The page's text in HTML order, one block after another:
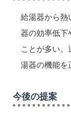
給湯器から熱
器の効率低下
ことが多い
湯器の機能を
今後の提案